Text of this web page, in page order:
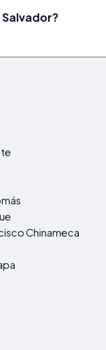
Salvador?
Chinameca